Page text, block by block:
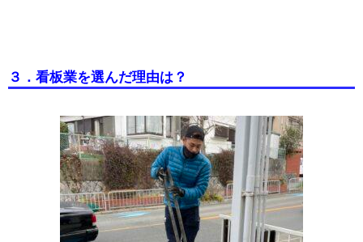
３．看板業を選んだ理由は？